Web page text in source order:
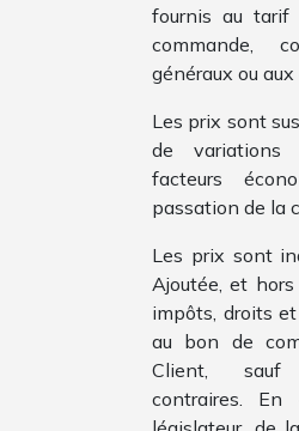
fournis au tarif
commande,
généraux ou
Les prix sont
de variations
facteurs
passation de la
Les prix sont
Ajoutée, et
impôts, droits
au bon de
Client, sauf
contraires.